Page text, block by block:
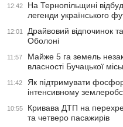
12:42
На Тернопільщині
легенди українського
12:01
Драйвовий відпочинок
Оболоні
11:57
Майже 5 га земель
власності Бучацької
11:42
Як підтримувати
інтенсивному
10:55
Кривава ДТП на
та четверо пасажирів